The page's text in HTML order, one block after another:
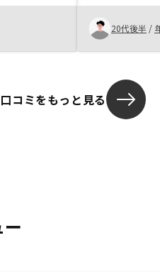
20代後半 /
コミをもっと見る